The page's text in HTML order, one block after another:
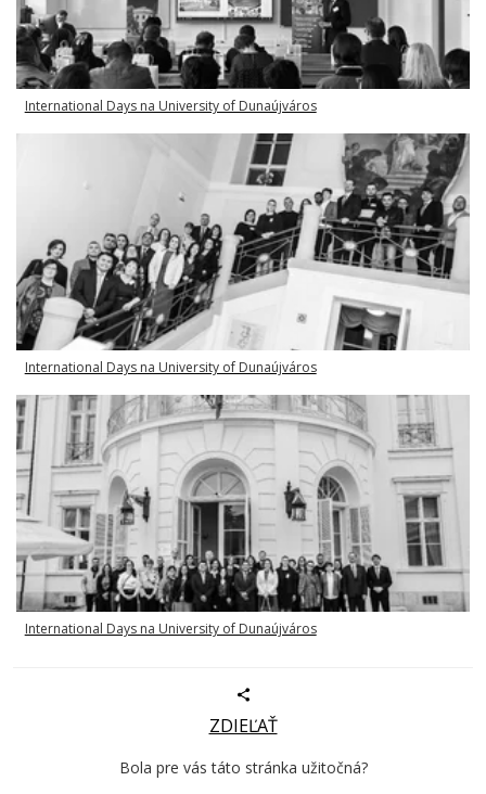
International Days na University of Dunaújváros
International Days na University of Dunaújváros
International Days na University of Dunaújváros
ZDIEĽAŤ
Bola pre vás táto stránka užitočná?